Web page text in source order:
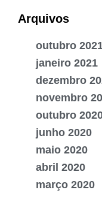
Arquivos
outubro
janeiro 2021
dezembro
novembro
outubro
junho 2020
maio 2020
abril 2020
março 2020